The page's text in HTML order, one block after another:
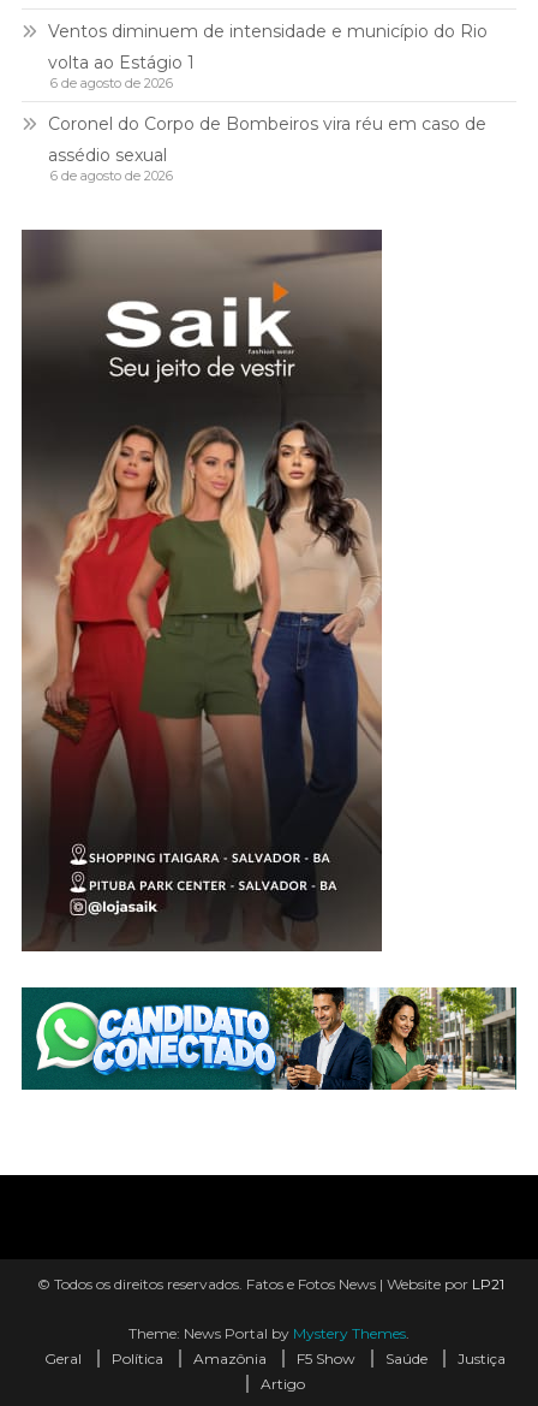
Ventos diminuem de intensidade e município do Rio
volta ao Estágio 1
6 de agosto de 2026
Coronel do Corpo de Bombeiros vira réu em caso de
assédio sexual
6 de agosto de 2026
© Todos os direitos reservados. Fatos e Fotos News | Website por LP21
Theme: News Portal by Mystery Themes.
Geral
Política Amazônia F5 Show Saúde
Justiça
Artigo